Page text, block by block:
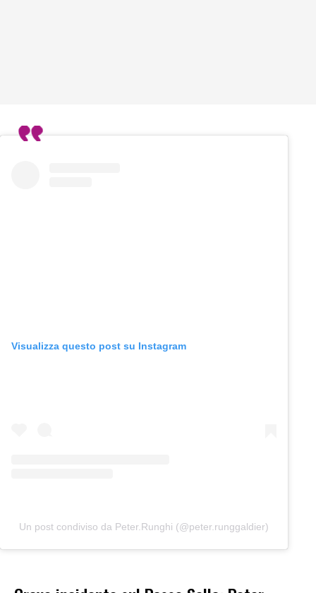
Visualizza questo post su Instagram
Un post condiviso da Peter.Runghi (@peter.runggaldier)